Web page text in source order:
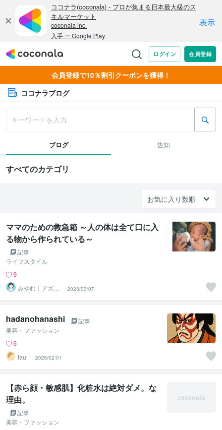
会員登録で10％割引クーポンを獲得！
ココナラブログ
ブログ 告知
すべてのカテゴリ
ママのための救急箱 ～人の体は全て口に入
る物から作られている～
記事
ライフスタイル
9
みやむ｜アズカ
リ出版
2023/03/07
hadanohanashi
記事
美容・ファッション
6
tau _
2026/02/01
【赤ら顔・敏感肌】化粧水は絶対ダメ。な
理由。
記事
美容・ファッション